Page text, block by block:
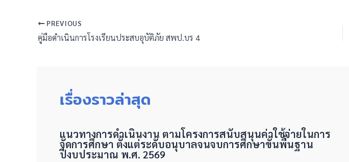
PREVIOUS
คู่มือดำเนินการโรงเรียนประสบอุบัติภัย สพป.บร 4
เรื่องราวล่าสุด
แนวทางการดำเนินงาน ตามโครงการสนับสนุนค่าใช้จ่ายในการ
จัดการศึกษา ตั้งแต่ระดับอนุบาลจนจบการศึกษาขั้นพื้นฐาน
ปีงบประมาณ พ.ศ. 2569